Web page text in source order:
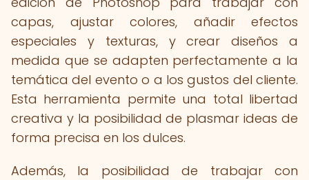
capas, ajustar colores, añadir efectos
especiales y texturas, y crear diseños a
medida que se adapten perfectamente a la
temática del evento o a los gustos del cliente.
Esta herramienta permite una total libertad
creativa y la posibilidad de plasmar ideas de
forma precisa en los dulces.
Además, la posibilidad de trabajar con